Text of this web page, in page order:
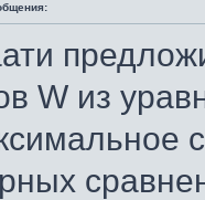
W из